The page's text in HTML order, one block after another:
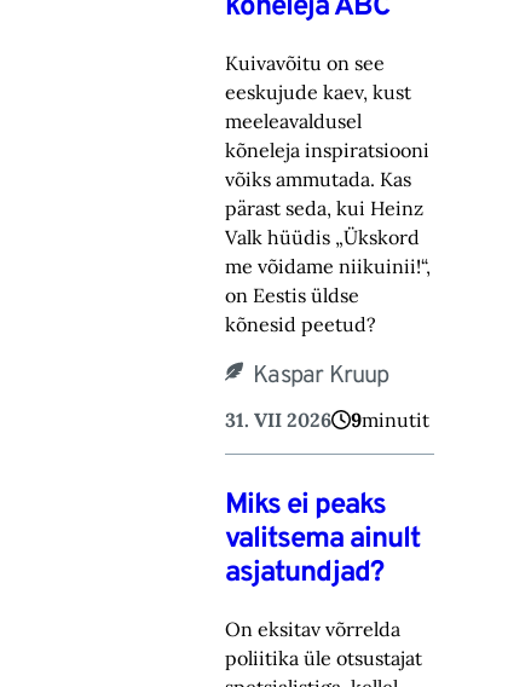
kõneleja ABC
Kuivavõitu on see
eeskujude kaev, kust
meeleavaldusel
kõneleja inspiratsiooni
võiks ammutada. Kas
pärast seda, kui Heinz
Valk hüüdis „Ükskord
me võidame niikuinii!“,
on Eestis üldse
kõnesid peetud?
Kaspar Kruup
31. VII 2026 9minutit
Miks ei peaks
valitsema ainult
asjatundjad?
On eksitav võrrelda
poliitika üle otsustajat